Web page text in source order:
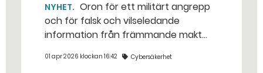
NYHET
och för falsk och vilseledande
information från främmande makt
befolkningen. Samtidigt är stödet för
01 apr 2026 klockan 16:42 Cybersäkerhet